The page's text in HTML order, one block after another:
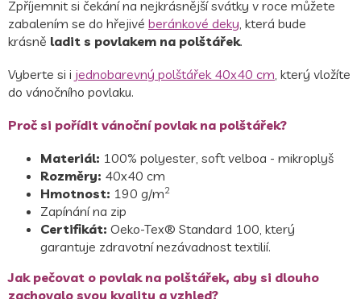
Zpříjemnit si čekání na nejkrásnější svátky v roce můžete
zabalením se do hřejivé beránkové deky , která bude
krásně ladit s povlakem na polštářek.
Vyberte si i jednobarevný polštářek 40x40 cm , který vložíte
do vánočního povlaku.
Proč si pořídit vánoční povlak na polštářek?
Materiál: 100% polyester, soft velboa - mikroplyš
Rozměry: 40x40 cm
Hmotnost: 190 g/m2
Zapínání na zip
Certifikát: Oeko-Tex® Standard 100 , který
garantuje zdravotní nezávadnost textilií.
Jak pečovat o povlak na polštářek, aby si dlouho
zachovalo svou kvalitu a vzhled?